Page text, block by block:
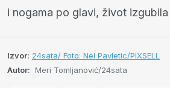
i nogama po glavi, život
Izvor: 24sata/ Foto: Nel Pavletic/PIXSELL
Autor: Meri Tomljanović/24sata